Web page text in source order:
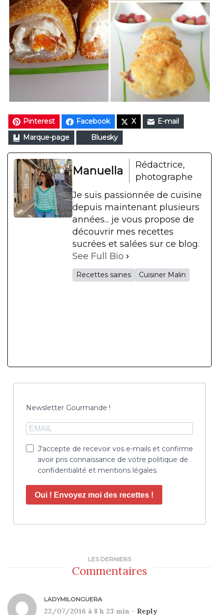
Pinterest Facebook X
E-mail
Marque-page
Bluesky
Manuella
Rédactrice,
photographe
Je suis passionnée de cuisine
depuis maintenant plusieurs
années... je vous propose de
découvrir mes recettes
sucrées et salées sur ce blog.
See Full Bio
Recettes saines Cuisiner Malin
Newsletter Gourmande !
J'accepte de recevoir vos e-mails et confirme
avoir pris connaissance de votre politique de
confidentialité et mentions légales.
Oui ! Envoyez moi des recettes !
LES DERNIERS
Commentaires
LADYMILONGUERA
22/07/2016 à 8 h 23 min - Reply